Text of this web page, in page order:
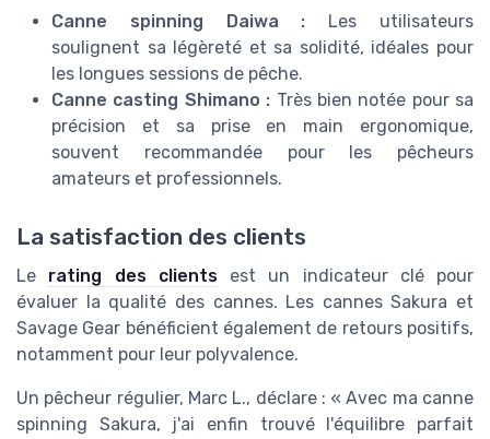
Canne spinning Daiwa : Les utilisateurs
soulignent sa légèreté et sa solidité, idéales pour
les longues sessions de pêche.
Canne casting Shimano : Très bien notée pour sa
précision et sa prise en main ergonomique,
souvent recommandée pour les pêcheurs
amateurs et professionnels.
La satisfaction des clients
Le rating des clientsest un indicateur clé pour
évaluer la qualité des cannes. Les cannes Sakura et
Savage Gear bénéficient également de retours positifs,
notamment pour leur polyvalence.
Un pêcheur régulier, Marc L., déclare : « Avec ma canne
spinning Sakura, j'ai enfin trouvé l'équilibre parfait